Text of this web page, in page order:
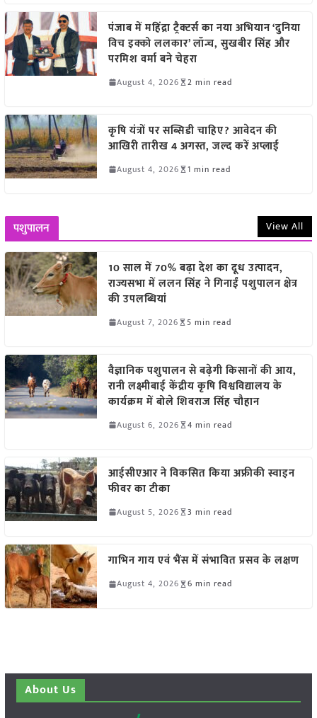
पंजाब में महिंद्रा ट्रैक्टर्स का नया अभियान ‘दुनिया
विच इक्को ललकार’ लॉन्च, सुखबीर सिंह और
परमिश वर्मा बने चेहरा
August 4, 2026 2 min read
कृषि यंत्रों पर सब्सिडी चाहिए? आवेदन की
आखिरी तारीख 4 अगस्त, जल्द करें अप्लाई
August 4, 2026 1 min read
पशुपालन View All
10 साल में 70% बढ़ा देश का दूध उत्पादन,
राज्यसभा में ललन सिंह ने गिनाईं पशुपालन क्षेत्र
की उपलब्धियां
August 7, 2026 5 min read
वैज्ञानिक पशुपालन से बढ़ेगी किसानों की आय,
रानी लक्ष्मीबाई केंद्रीय कृषि विश्वविद्यालय के
कार्यक्रम में बोले शिवराज सिंह चौहान
August 6, 2026 4 min read
आईसीएआर ने विकसित किया अफ्रीकी स्वाइन
फीवर का टीका
August 5, 2026 3 min read
गाभिन गाय एवं भैंस में संभावित प्रसव के लक्षण
August 4, 2026 6 min read
About Us